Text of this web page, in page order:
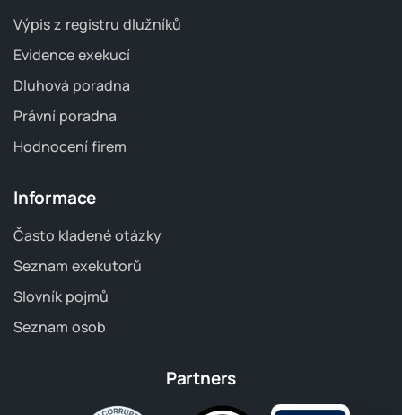
Výpis z registru dlužníků
Evidence exekucí
Dluhová poradna
Právní poradna
Hodnocení firem
Informace
Často kladené otázky
Seznam exekutorů
Slovník pojmů
Seznam osob
Partners